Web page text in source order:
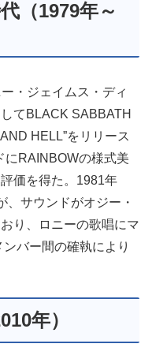
（1979年～
・ジェイムス・ディ
てBLACK SABBATH
HELL”をリリース
にRAINBOWの様式美
価を得た。1981年
、サウンドがオジー・
り、ロニーの歌唱にマ
バー間の確執により
年）